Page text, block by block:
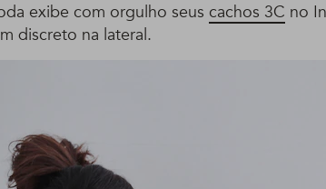
exibe com orgulho seus cachos 3C no
discreto na lateral.